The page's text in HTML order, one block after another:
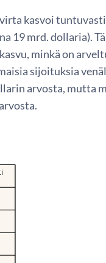
kasvoi
19 mrd. dollaria).
minkä on
sijoituksia
arvosta, mutta